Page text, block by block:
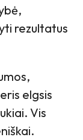
rezultatus
elgsis
Vis